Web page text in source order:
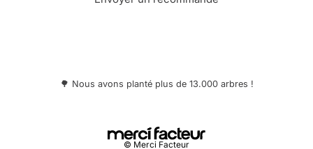
🌳 Nous avons planté plus de 13.000 arbres !
© Merci Facteur